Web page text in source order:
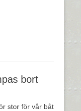
bort
stor för vår båt